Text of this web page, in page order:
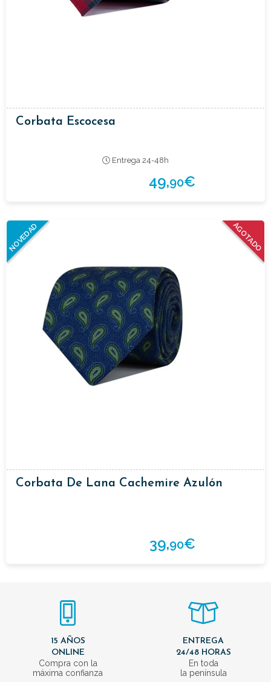
Corbata Escocesa
Entrega 24-48h
49,90€
AGOTADO
NOVEDAD
Corbata De Lana Cachemire Azulón
39,90€
15 AÑOS
ONLINE
Compra con la
máxima confianza
ENTREGA
24/48 HORAS
En toda
la península